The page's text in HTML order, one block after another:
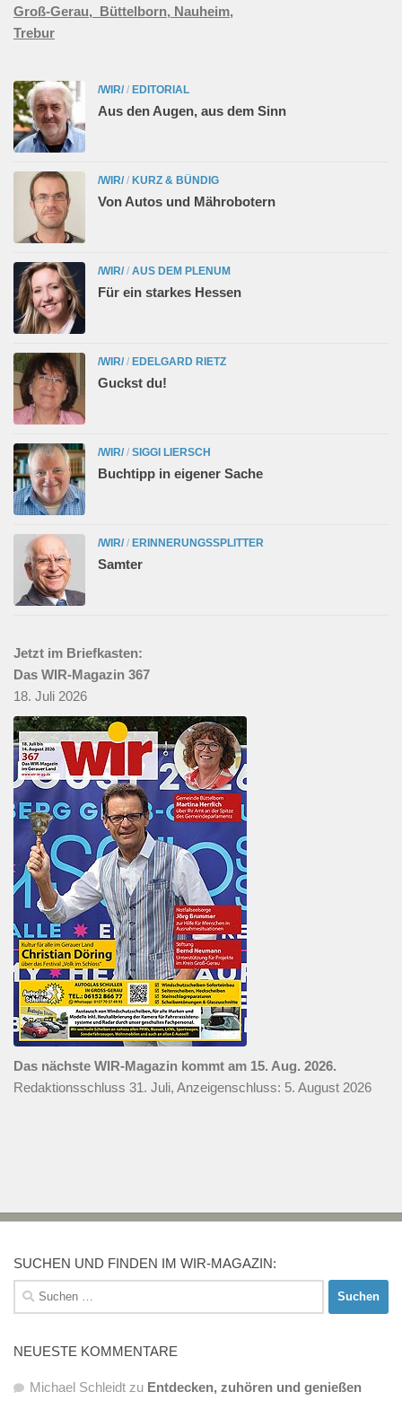
Groß-Gerau, Büttelborn, Nauheim,
Trebur
/WIR/ / EDITORIAL
Aus den Augen, aus dem Sinn
/WIR/ / KURZ & BÜNDIG
Von Autos und Mährobotern
/WIR/ / AUS DEM PLENUM
Für ein starkes Hessen
/WIR/ / EDELGARD RIETZ
Guckst du!
/WIR/ / SIGGI LIERSCH
Buchtipp in eigener Sache
/WIR/ / ERINNERUNGSSPLITTER
Samter
Jetzt im Briefkasten:
Das WIR-Magazin 367
18. Juli 2026
Das nächste WIR-Magazin kommt am 15. Aug. 2026.
Redaktionsschluss 31. Juli, Anzeigenschluss: 5. August 2026
SUCHEN UND FINDEN IM WIR-MAGAZIN:
Suchen
nach:
NEUESTE KOMMENTARE
Michael Schleidt zu Entdecken, zuhören und genießen